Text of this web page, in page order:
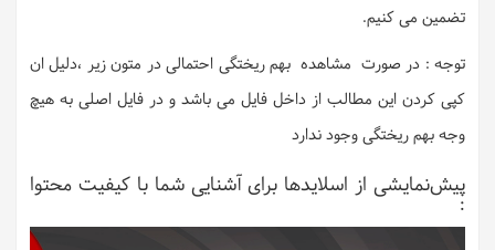
تضمین می کنیم.
توجه : در صورت مشاهده بهم ریختگی احتمالی در متون زیر ،دلیل ان
کپی کردن این مطالب از داخل فایل می باشد و در فایل اصلی به هیچ
وجه بهم ریختگی وجود ندارد
پیش‌نمایشی از اسلایدها برای آشنایی شما با کیفیت محتوا
: